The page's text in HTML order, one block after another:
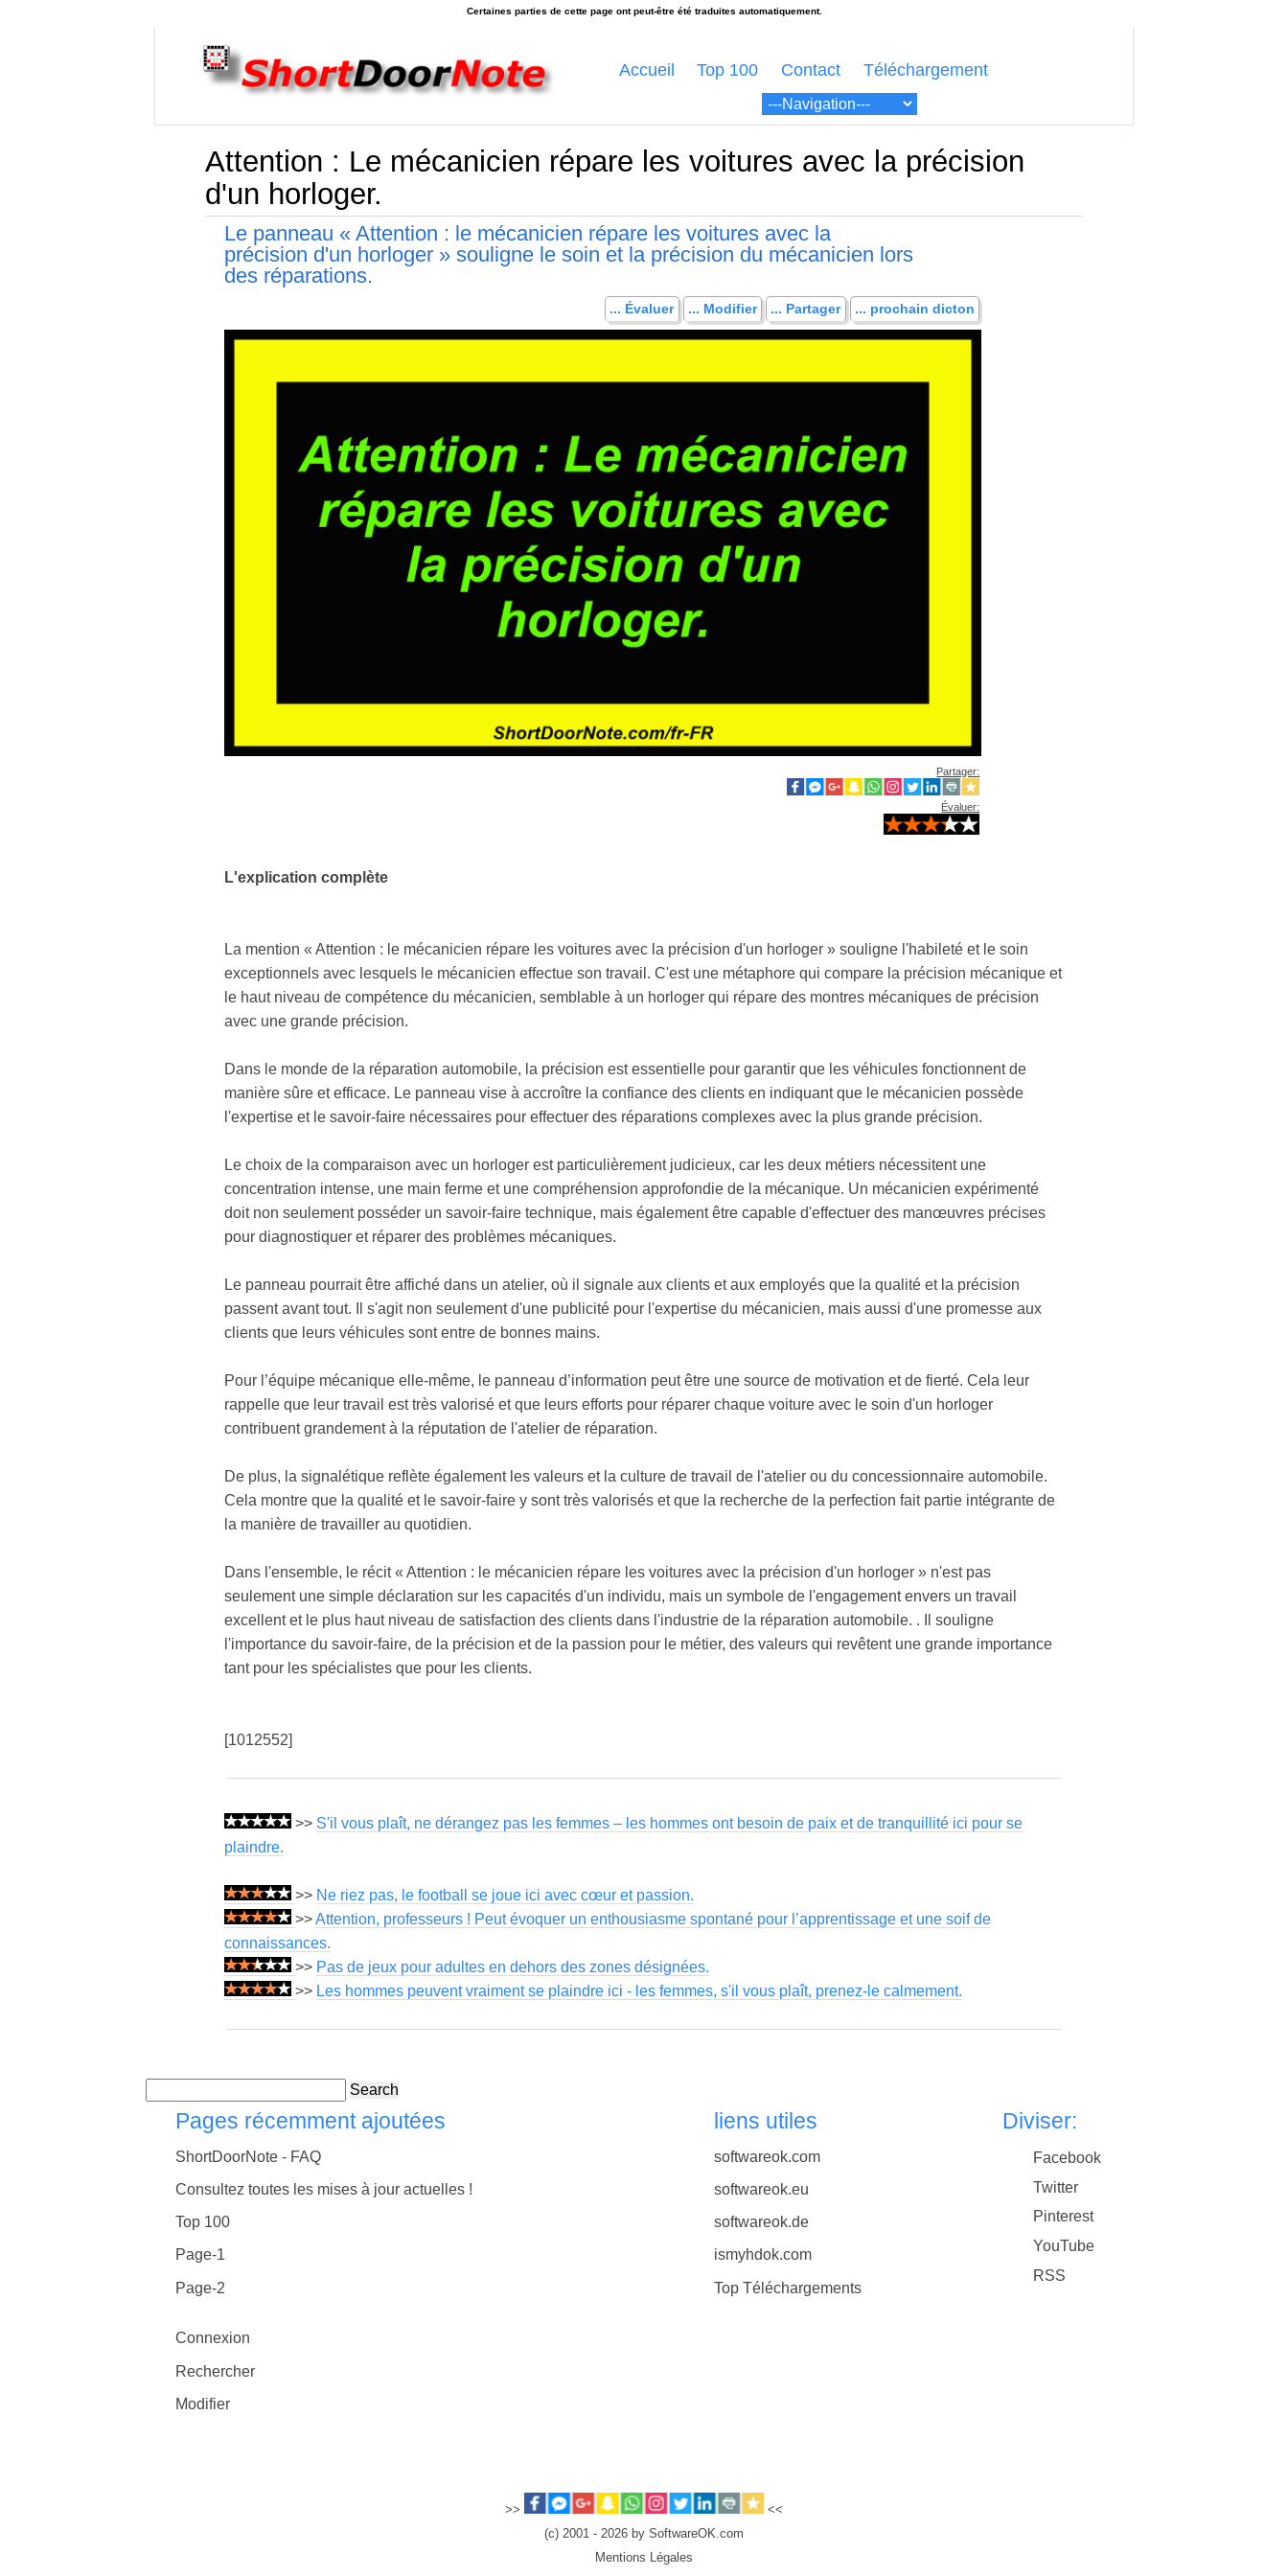
Accueil Top 100 Contact Téléchargement
Attention : Le mécanicien répare les voitures avec la précision
d'un horloger.
Le panneau « Attention : le mécanicien répare les voitures avec la
précision d'un horloger » souligne le soin et la précision du mécanicien lors
des réparations.
... Évaluer ... Modifier ... Partager ... prochain dicton
Partager:
Évaluer:
L'explication complète
La mention « Attention : le mécanicien répare les voitures avec la précision d'un horloger » souligne l'habileté et le soin
exceptionnels avec lesquels le mécanicien effectue son travail. C'est une métaphore qui compare la précision mécanique et
le haut niveau de compétence du mécanicien, semblable à un horloger qui répare des montres mécaniques de précision
avec une grande précision.
Dans le monde de la réparation automobile, la précision est essentielle pour garantir que les véhicules fonctionnent de
manière sûre et efficace. Le panneau vise à accroître la confiance des clients en indiquant que le mécanicien possède
l'expertise et le savoir-faire nécessaires pour effectuer des réparations complexes avec la plus grande précision.
Le choix de la comparaison avec un horloger est particulièrement judicieux, car les deux métiers nécessitent une
concentration intense, une main ferme et une compréhension approfondie de la mécanique. Un mécanicien expérimenté
doit non seulement posséder un savoir-faire technique, mais également être capable d'effectuer des manœuvres précises
pour diagnostiquer et réparer des problèmes mécaniques.
Le panneau pourrait être affiché dans un atelier, où il signale aux clients et aux employés que la qualité et la précision
passent avant tout. Il s'agit non seulement d'une publicité pour l'expertise du mécanicien, mais aussi d'une promesse aux
clients que leurs véhicules sont entre de bonnes mains.
Pour l’équipe mécanique elle-même, le panneau d’information peut être une source de motivation et de fierté. Cela leur
rappelle que leur travail est très valorisé et que leurs efforts pour réparer chaque voiture avec le soin d'un horloger
contribuent grandement à la réputation de l'atelier de réparation.
De plus, la signalétique reflète également les valeurs et la culture de travail de l'atelier ou du concessionnaire automobile.
Cela montre que la qualité et le savoir-faire y sont très valorisés et que la recherche de la perfection fait partie intégrante de
la manière de travailler au quotidien.
Dans l'ensemble, le récit « Attention : le mécanicien répare les voitures avec la précision d'un horloger » n'est pas
seulement une simple déclaration sur les capacités d'un individu, mais un symbole de l'engagement envers un travail
excellent et le plus haut niveau de satisfaction des clients dans l'industrie de la réparation automobile. . Il souligne
l'importance du savoir-faire, de la précision et de la passion pour le métier, des valeurs qui revêtent une grande importance
tant pour les spécialistes que pour les clients.
[1012552]
>> S'il vous plaît, ne dérangez pas les femmes – les hommes ont besoin de paix et de tranquillité ici pour se
plaindre.
>> Ne riez pas, le football se joue ici avec cœur et passion.
>>Attention, professeurs ! Peut évoquer un enthousiasme spontané pour l’apprentissage et une soif de
connaissances.
>> Pas de jeux pour adultes en dehors des zones désignées.
>> Les hommes peuvent vraiment se plaindre ici - les femmes, s'il vous plaît, prenez-le calmement.
Search
Pages récemment ajoutées
ShortDoorNote - FAQ
Consultez toutes les mises à jour actuelles !
Top 100
Page-1
Page-2
Connexion
Rechercher
Modifier
liens utiles
softwareok.com
softwareok.eu
softwareok.de
ismyhdok.com
Top Téléchargements
Diviser:
Facebook
Twitter
Pinterest
YouTube
RSS
>>
<<
(c) 2001 - 2026 by SoftwareOK.com
Mentions Légales